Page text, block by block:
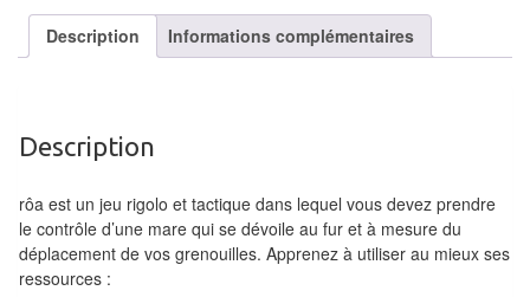
Livres
Livres
en
français
Tables
Description Informations complémentaires
Description
rôa est un jeu rigolo et tactique dans lequel vous devez prendre
le contrôle d’une mare qui se dévoile au fur et à mesure du
déplacement de vos grenouilles. Apprenez à utiliser au mieux ses
ressources :